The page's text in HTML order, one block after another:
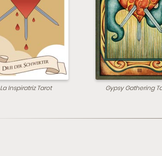
La Inspiratriz Tarot Gypsy Gathering